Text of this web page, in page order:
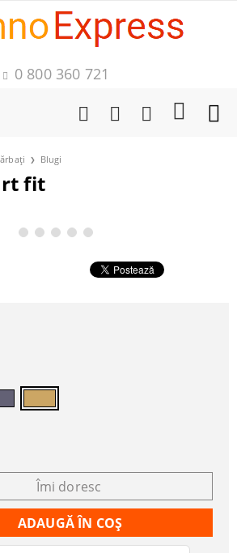
0 800 360 721
Blugi
fit
Îmi doresc